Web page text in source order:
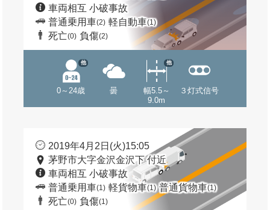
車両相互 小破事故
普通乗用車(2) 軽自動車(1)
死亡(0) 負傷(2)
0～24歳
他
曇
幅5.5～
9.0m
他
３灯式信号
2019年4月2日(火)15:05
茅野市大字金沢金沢下 付近
車両相互 小破事故
普通乗用車(1) 軽貨物車(1) 普通貨物車(1)
死亡(0) 負傷(1)